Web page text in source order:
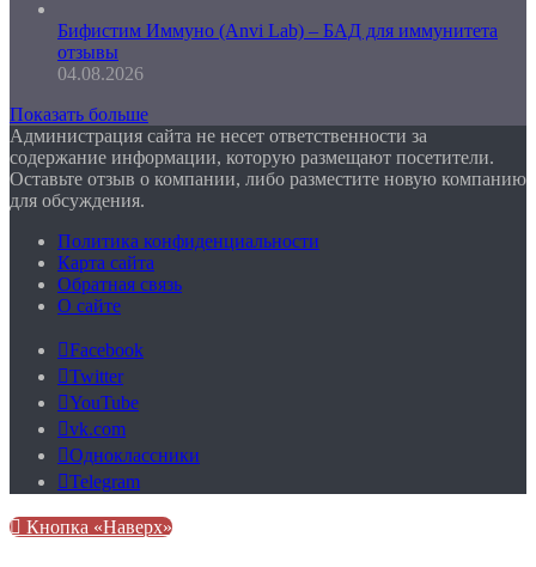
Бифистим Иммуно (Anvi Lab) – БАД для иммунитета
отзывы
04.08.2026
Показать больше
Администрация сайта не несет ответственности за
содержание информации, которую размещают посетители.
Оставьте отзыв о компании, либо разместите новую компанию
для обсуждения.
Политика конфиденциальности
Карта сайта
Обратная связь
О сайте
Facebook
Twitter
YouTube
vk.com
Одноклассники
Telegram
Кнопка «Наверх»